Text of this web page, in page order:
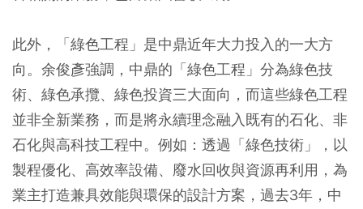
此外，「綠色工程」是中鼎近年大力投入的一大方
向。余俊彥強調，中鼎的「綠色工程」分為綠色技
術、綠色承攬、綠色投資三大面向，而這些綠色工程
並非全新業務，而是將永續理念融入既有的石化、非
石化與高科技工程中。例如：透過「綠色技術」，以
製程優化、高效率設備、廢水回收與資源再利用，為
業主打造兼具效能與環保的設計方案，過去3年，中